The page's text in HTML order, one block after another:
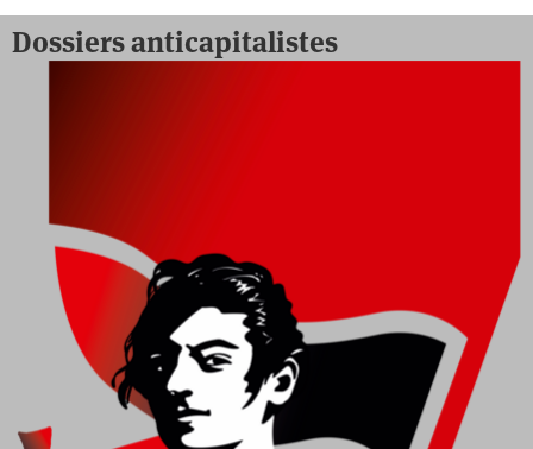
Dossiers anticapitalistes